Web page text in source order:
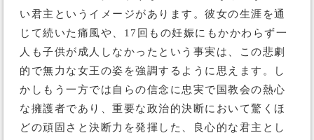
い君主というイメージがあります。彼女の生涯を通
じて続いた痛風や、17回もの妊娠にもかかわらず一
人も子供が成人しなかったという事実は、この悲劇
的で無力な女王の姿を強調するように思えます。し
かしもう一方では自らの信念に忠実で国教会の熱心
な擁護者であり、重要な政治的決断において驚くほ
どの頑固さと決断力を発揮した、良心的な君主とし